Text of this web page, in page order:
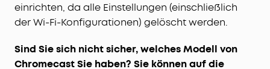
einrichten, da alle Einstellungen (einschließlich
der Wi-Fi-Konfigurationen) gelöscht werden.
Sind Sie sich nicht sicher, welches Modell von
Chromecast Sie haben? Sie können auf die